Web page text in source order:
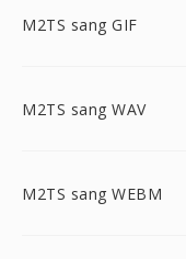
M2TS sang GIF
M2TS sang WAV
M2TS sang WEBM